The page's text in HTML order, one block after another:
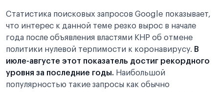
Статистика поисковых запросов Google показывает,
что интерес к данной теме резко вырос в начале
года после объявления властями КНР об отмене
политики нулевой терпимости к коронавирусу. В
июле-августе этот показатель достиг рекордного
уровня за последние годы. Наибольшой
популярностью такие запросы как обычно